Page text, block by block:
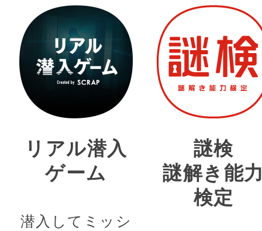
リアル潜入
ゲーム
潜入してミッシ
謎検
謎解き能
検定